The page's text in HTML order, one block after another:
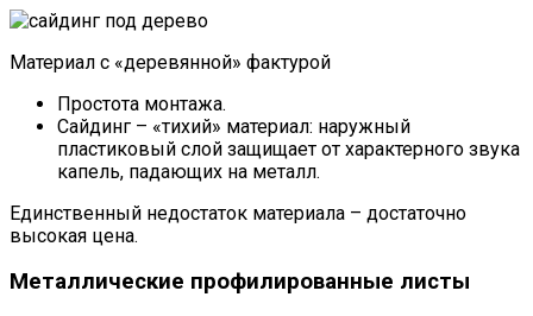
Материал с «деревянной» фактурой
Простота монтажа.
Сайдинг – «тихий» материал: наружный
пластиковый слой защищает от характерного звука
капель, падающих на металл.
Единственный недостаток материала – достаточно
высокая цена.
Металлические профилированные листы